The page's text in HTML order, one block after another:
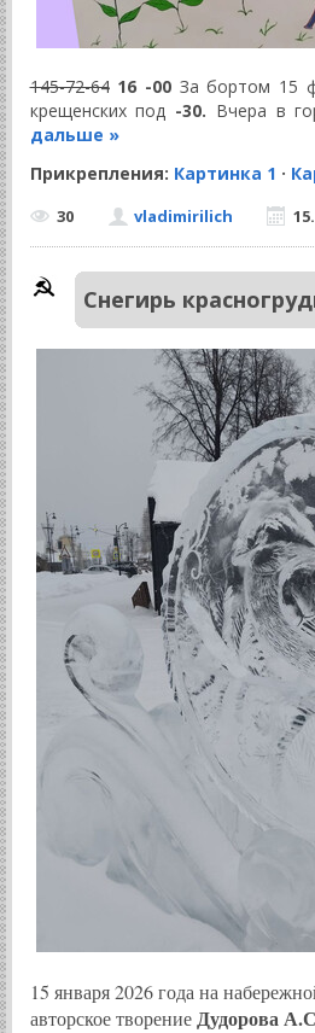
145-72-6416 -00За бортом 15
крещенских под -30. Вчера в
дальше »
Прикрепления: Картинка 1 ·
30 vladimirilich
Снегирь
15 января 2026 года на
авторское творениеДудорова